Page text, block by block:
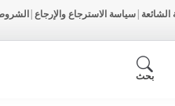
الشائعة |سياسة الاسترجاع والإرجاع |
بحث